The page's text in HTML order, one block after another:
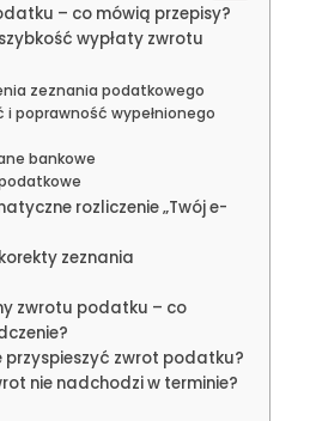
– co mówią przepisy?
wypłaty zwrotu
zeznania podatkowego
i poprawność wypełnionego
bankowe
rozliczenie „Twój e-
zeznania
zwrotu podatku – co
przyspieszyć zwrot podatku?
nie nadchodzi w terminie?